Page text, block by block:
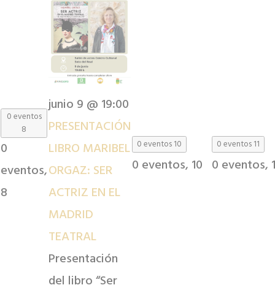
0 eventos
8
0
eventos,
8
junio 9 @ 19:00
PRESENTACIÓN
LIBRO MARIBEL
ORGAZ: SER
ACTRIZ EN EL
MADRID
TEATRAL
Presentación
0 eventos10
0 eventos, 10
0 eventos11
0 eventos,